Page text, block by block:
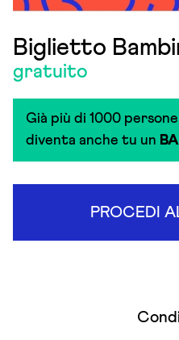
Biglietto
gratuito
Già più di 1000
diventa anche tu un
PROCEDI